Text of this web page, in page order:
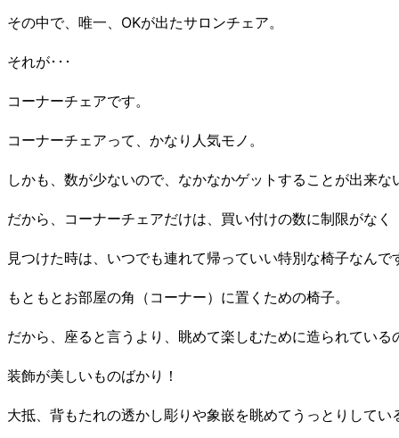
その中で、唯一、OKが出たサロンチェア。
それが･･･
コーナーチェアです。
コーナーチェアって、かなり人気モノ。
しかも、数が少ないので、なかなかゲットすることが出来な
だから、コーナーチェアだけは、買い付けの数に制限がなく
見つけた時は、いつでも連れて帰っていい特別な椅子なんで
もともとお部屋の角（コーナー）に置くための椅子。
だから、座ると言うより、眺めて楽しむために造られている
装飾が美しいものばかり！
大抵、背もたれの透かし彫りや象嵌を眺めてうっとりしてい